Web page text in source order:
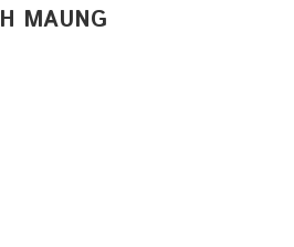
MAUNG